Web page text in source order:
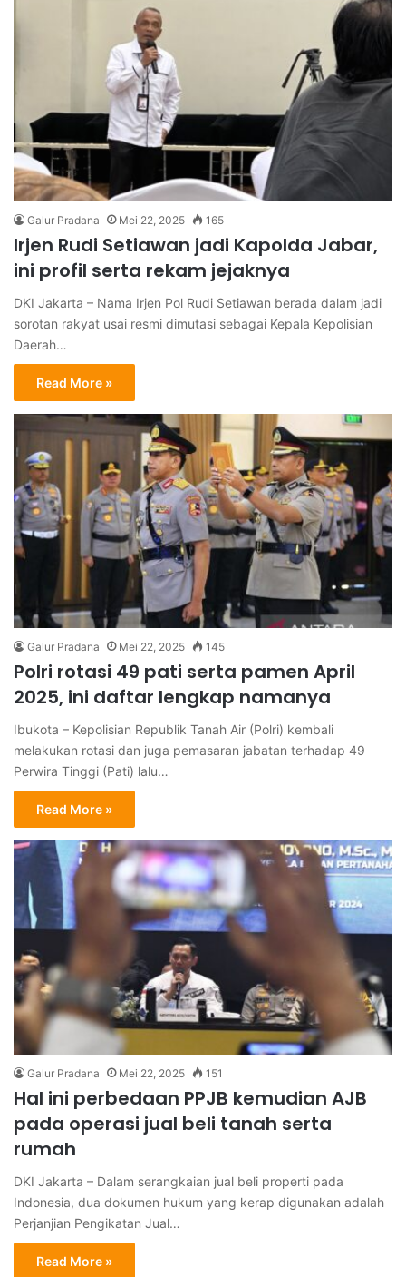
Galur Pradana Mei 22, 2025 165
Irjen Rudi Setiawan jadi Kapolda Jabar,
ini profil serta rekam jejaknya
DKI Jakarta – Nama Irjen Pol Rudi Setiawan berada dalam jadi
sorotan rakyat usai resmi dimutasi sebagai Kepala Kepolisian
Daerah…
Read More »
Galur Pradana Mei 22, 2025 145
Polri rotasi 49 pati serta pamen April
2025, ini daftar lengkap namanya
Ibukota – Kepolisian Republik Tanah Air (Polri) kembali
melakukan rotasi dan juga pemasaran jabatan terhadap 49
Perwira Tinggi (Pati) lalu…
Read More »
Galur Pradana Mei 22, 2025 151
Hal ini perbedaan PPJB kemudian AJB
pada operasi jual beli tanah serta
rumah
DKI Jakarta – Dalam serangkaian jual beli properti pada
Indonesia, dua dokumen hukum yang kerap digunakan adalah
Perjanjian Pengikatan Jual…
Read More »